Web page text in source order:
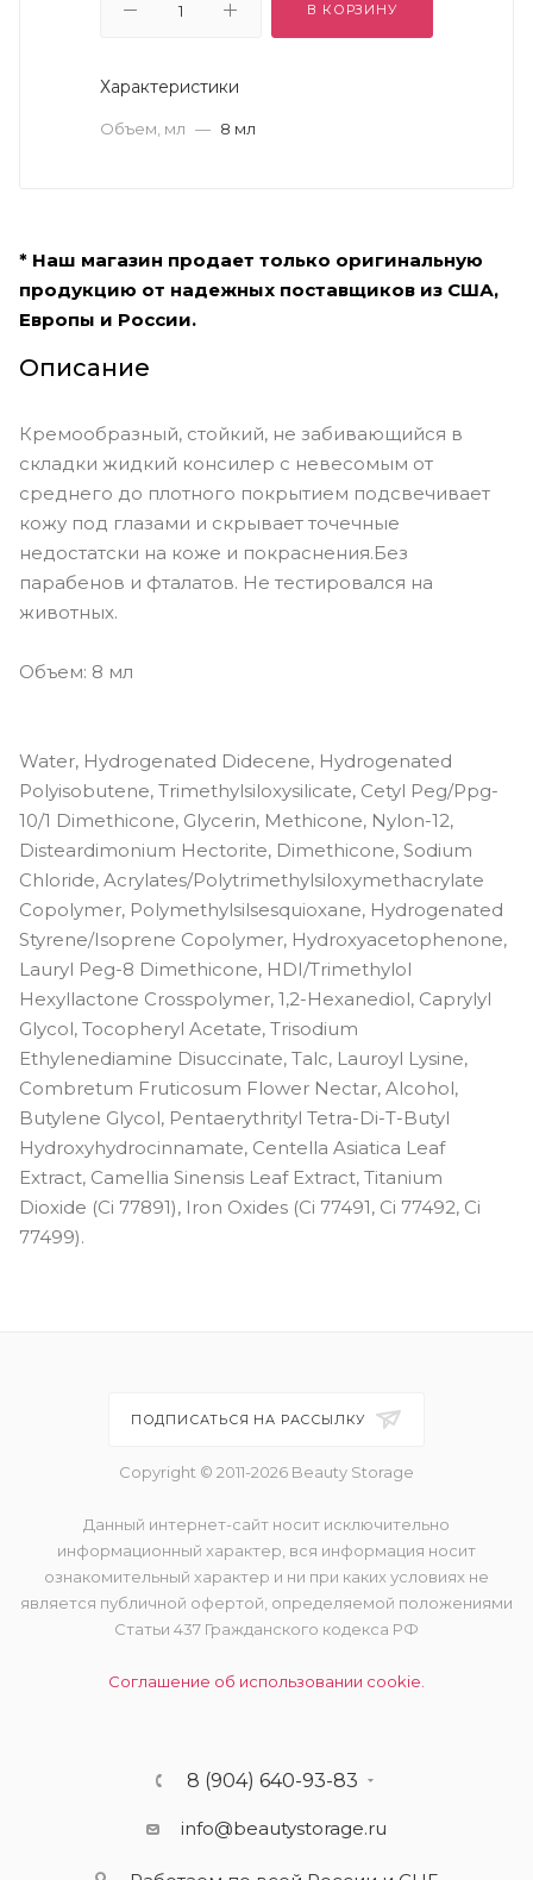
В КОРЗИНУ
Характеристики
Объем, мл — 8 мл
* Наш магазин продает только оригинальную
продукцию от надежных поставщиков из США,
Европы и России.
Описание
Кремообразный, стойкий, не забивающийся в
складки жидкий консилер с невесомым от
среднего до плотного покрытием подсвечивает
кожу под глазами и скрывает точечные
недостатски на коже и покраснения.Без
парабенов и фталатов. Не тестировался на
животных.
Объем: 8 мл
Water, Hydrogenated Didecene, Hydrogenated
Polyisobutene, Trimethylsiloxysilicate, Cetyl Peg/Ppg-
10/1 Dimethicone, Glycerin, Methicone, Nylon-12,
Disteardimonium Hectorite, Dimethicone, Sodium
Chloride, Acrylates/Polytrimethylsiloxymethacrylate
Copolymer, Polymethylsilsesquioxane, Hydrogenated
Styrene/Isoprene Copolymer, Hydroxyacetophenone,
Lauryl Peg-8 Dimethicone, HDI/Trimethylol
Hexyllactone Crosspolymer, 1,2-Hexanediol, Caprylyl
Glycol, Tocopheryl Acetate, Trisodium
Ethylenediamine Disuccinate, Talc, Lauroyl Lysine,
Combretum Fruticosum Flower Nectar, Alcohol,
Butylene Glycol, Pentaerythrityl Tetra-Di-T-Butyl
Hydroxyhydrocinnamate, Centella Asiatica Leaf
Extract, Camellia Sinensis Leaf Extract, Titanium
Dioxide (Ci 77891), Iron Oxides (Ci 77491, Ci 77492, Ci
77499).
ПОДПИСАТЬСЯ НА РАССЫЛКУ
Copyright © 2011-2026 Beauty Storage
Данный интернет-сайт носит исключительно
информационный характер, вся информация носит
ознакомительный характер и ни при каких условиях не
является публичной офертой, определяемой положениями
Статьи 437 Гражданского кодекса РФ
Соглашение об использовании cookie.
8 (904) 640-93-83
info@beautystorage.ru